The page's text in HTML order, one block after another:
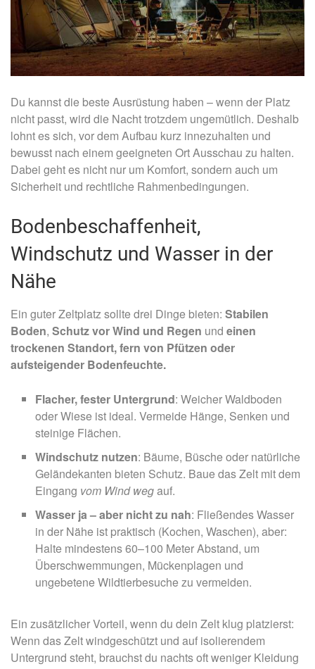
Du kannst die beste Ausrüstung haben – wenn der Platz
nicht passt, wird die Nacht trotzdem ungemütlich. Deshalb
lohnt es sich, vor dem Aufbau kurz innezuhalten und
bewusst nach einem geeigneten Ort Ausschau zu halten.
Dabei geht es nicht nur um Komfort, sondern auch um
Sicherheit und rechtliche Rahmenbedingungen.
Bodenbeschaffenheit,
Windschutz und Wasser in der
Nähe
Ein guter Zeltplatz sollte drei Dinge bieten: Stabilen
Boden, Schutz vor Wind und Regen und einen
trockenen Standort, fern von Pfützen oder
aufsteigender Bodenfeuchte.
Flacher, fester Untergrund: Weicher Waldboden
oder Wiese ist ideal. Vermeide Hänge, Senken und
steinige Flächen.
Windschutz nutzen: Bäume, Büsche oder natürliche
Geländekanten bieten Schutz. Baue das Zelt mit dem
Eingang vom Wind wegauf.
Wasser ja – aber nicht zu nah: Fließendes Wasser
in der Nähe ist praktisch (Kochen, Waschen), aber:
Halte mindestens 60–100 Meter Abstand, um
Überschwemmungen, Mückenplagen und
ungebetene Wildtierbesuche zu vermeiden.
Ein zusätzlicher Vorteil, wenn du dein Zelt klug platzierst:
Wenn das Zelt windgeschützt und auf isolierendem
Untergrund steht, brauchst du nachts oft weniger Kleidung